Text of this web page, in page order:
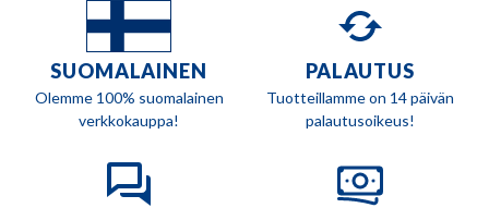
SUOMALAINEN
Olemme 100% suomalainen
verkkokauppa!
PALAUTUS
Tuotteillamme on 14 päivän
palautusoikeus!